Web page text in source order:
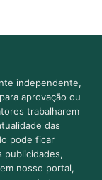
independente,
aprovação ou
trabalharem
das
pode ficar
publicidades,
nosso portal,